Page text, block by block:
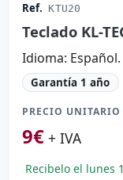
Ref. KTU20
Teclado KL-
Idioma:
Garantía 1 año
PRECIO UNITARIO
9€ + IVA
Recibelo el lunes